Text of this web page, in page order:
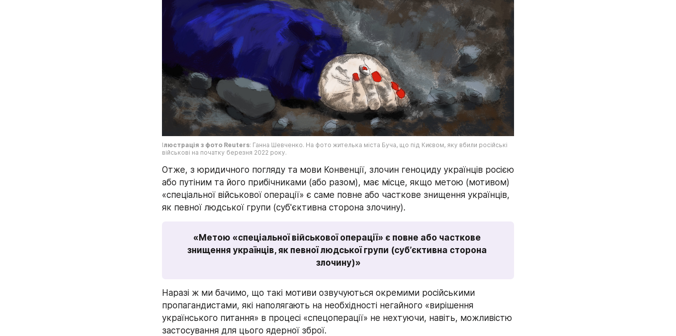
Ілюстрація з фото Reuters: Ганна Шевченко. На фото жителька міста Буча, що під Києвом, яку вбили російські
військові на початку березня 2022 року.
Отже, з юридичного погляду та мови Конвенції, злочин геноциду українців росією
або путіним та його прибічниками (або разом), має місце, якщо метою (мотивом)
«спеціальної військової операції» є саме повне або часткове знищення українців,
як певної людської групи (суб'єктивна сторона злочину).
«Метою «спеціальної військової операції» є повне або часткове
знищення українців, як певної людської групи (суб’єктивна сторона
злочину)»
Наразі ж ми бачимо, що такі мотиви озвучуються окремими російськими
пропагандистами, які наполягають на необхідності негайного «вирішення
українського питання» в процесі «спецоперації» не нехтуючи, навіть, можливістю
застосування для цього ядерної зброї.